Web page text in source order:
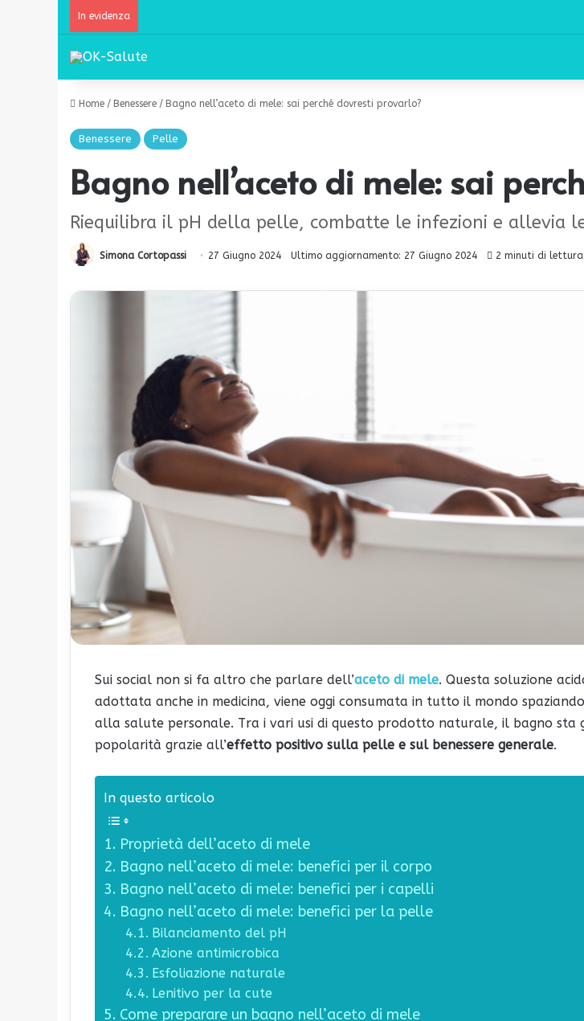
In evidenza
Home / Benessere / Bagno nell’aceto di mele: sai perché dovresti provarlo?
Benessere Pelle
Bagno nell’aceto di mele: sai
Riequilibra il pH della pelle, combatte le infezioni e allevia
Simona Cortopassi 27 Giugno 2024 Ultimo aggiornamento: 27 Giugno 2024 2 minuti di lettura
Sui social non si fa altro che parlare dell’aceto di mele. Questa soluzione
adottata anche in medicina, viene oggi consumata in tutto il mondo
alla salute personale. Tra i vari usi di questo prodotto naturale, il bagno sta
popolarità grazie all’effetto positivo sulla pelle e sul benessere generale.
In questo articolo
Proprietà dell’aceto di mele
Bagno nell’aceto di mele: benefici per il corpo
Bagno nell’aceto di mele: benefici per i capelli
Bagno nell’aceto di mele: benefici per la pelle
Bilanciamento del pH
Azione antimicrobica
Esfoliazione naturale
Lenitivo per la cute
Come preparare un bagno nell’aceto di mele